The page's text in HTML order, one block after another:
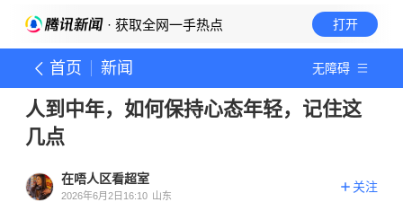
· 获取全网一手热点 打开
首页 新闻 无障碍
人到中年，如何保持心态年轻，记住这
几点
在唔人区看超室
2026年6月2日16:10 山东
关注